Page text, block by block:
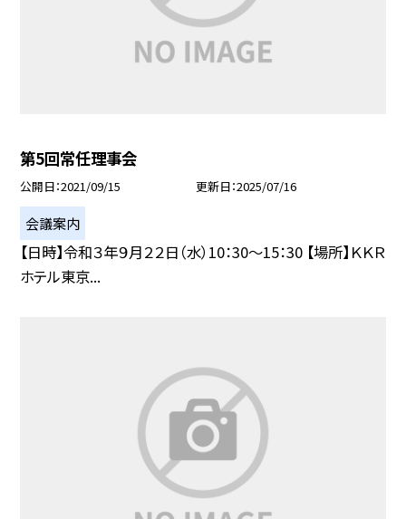
第5回常任理事会
公開日 2021/09/15 更新日 2025/07/16
会議案内
【日時】令和３年９月２２日（水）10：30〜15：30 【場所】ＫＫＲ
ホテル東京...